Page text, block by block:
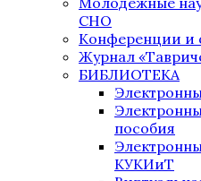
СНО
Конференции и
Журнал
БИБЛИОТЕКА
пособия
КУКИиТ